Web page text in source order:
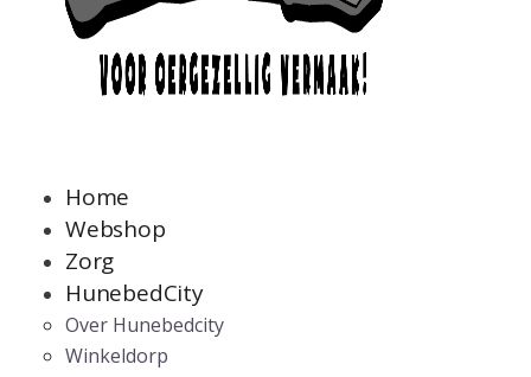
Home
Webshop
Zorg
HunebedCity
Over Hunebedcity
Winkeldorp